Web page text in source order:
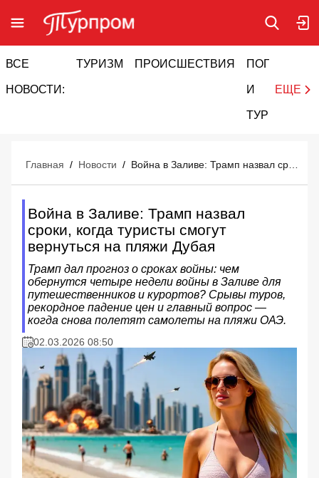
ВСЕ
НОВОСТИ:
ТУРИЗМ ПРОИСШЕСТВИЯ ПОГОДА
И
ТУРИЗМ
ЕЩЕ
Главная / Новости /
Война в Заливе: Трамп назвал
сроки, когда туристы смогут
вернуться на пляжи Дубая
Трамп дал прогноз о сроках войны: чем
обернутся четыре недели войны в Заливе для
путешественников и курортов? Срывы туров,
рекордное падение цен и главный вопрос —
когда снова полетят самолеты на пляжи ОАЭ.
02.03.2026 08:50